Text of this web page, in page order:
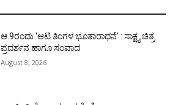
ಆ.9ರಂದು ‘ಆಟಿ ತಿಂಗಳ ಭೂತಾರಾಧನೆ’ : ಸಾಕ್ಷ್ಯ ಚಿತ್ರ
ಪ್ರದರ್ಶನ ಹಾಗೂ ಸಂವಾದ
August 8, 2026